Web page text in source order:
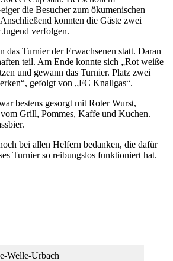
die Besucher zum ökumenischen
konnten die Gäste zwei
verfolgen.
das Turnier der Erwachsenen statt. Daran
teil. Am Ende konnte sich „Rot weiße
und gewann das Turnier. Platz zwei
gefolgt von „FC Knallgas“.
bestens gesorgt mit Roter Wurst,
Grill, Pommes, Kaffe und Kuchen.
bei allen Helfern bedanken, die dafür
Turnier so reibungslos funktioniert hat.
Welle-Urbach